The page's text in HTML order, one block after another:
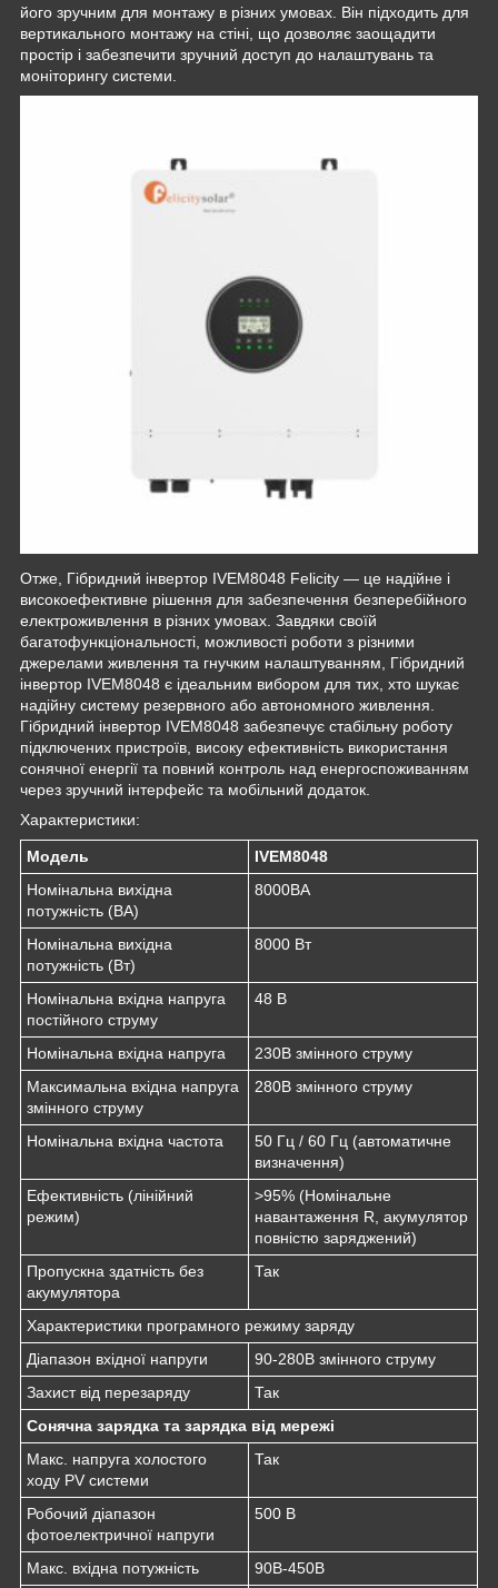
його зручним для монтажу в різних умовах. Він підходить для
вертикального монтажу на стіні, що дозволяє заощадити
простір і забезпечити зручний доступ до налаштувань та
моніторингу системи.
Отже, Гібридний інвертор IVEM8048 Felicity — це надійне і
високоефективне рішення для забезпечення безперебійного
електроживлення в різних умовах. Завдяки своїй
багатофункціональності, можливості роботи з різними
джерелами живлення та гнучким налаштуванням, Гібридний
інвертор IVEM8048 є ідеальним вибором для тих, хто шукає
надійну систему резервного або автономного живлення.
Гібридний інвертор IVEM8048 забезпечує стабільну роботу
підключених пристроїв, високу ефективність використання
сонячної енергії та повний контроль над енергоспоживанням
через зручний інтерфейс та мобільний додаток.
Характеристики:
Модель
IVEM8048
Номінальна вихідна
потужність (ВА)
8000ВА
Номінальна вихідна
потужність (Вт)
8000 Вт
Номінальна вхідна напруга
постійного струму
48 В
Номінальна вхідна напруга
230В змінного струму
Максимальна вхідна напруга
змінного струму
280В змінного струму
Номінальна вхідна частота
50 Гц / 60 Гц (автоматичне
визначення)
Ефективність (лінійний
режим)
>95% (Номінальне
навантаження R, акумулятор
повністю заряджений)
Пропускна здатність без
акумулятора
Так
Характеристики програмного режиму заряду
Діапазон вхідної напруги
90-280В змінного струму
Захист від перезаряду
Так
Сонячна зарядка та зарядка від мережі
Макс. напруга холостого
ходу PV системи
Так
Робочий діапазон
фотоелектричної напруги
500 В
Макс. вхідна потужність
90В-450В